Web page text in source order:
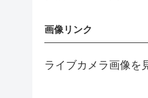
画像リンク
ライブカメラ画像を